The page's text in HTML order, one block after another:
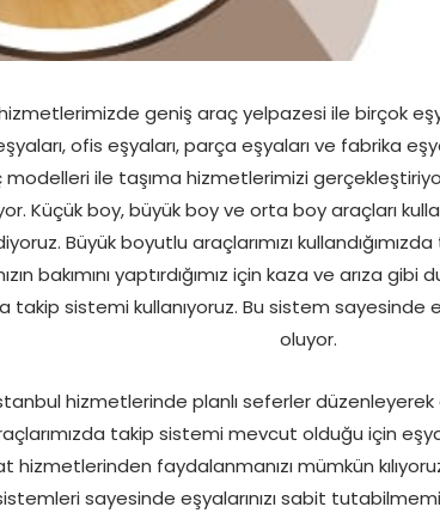
geniş araç yelpazesi ile birçok
ofis eşyaları, parça eşyaları ve fabrika
modelleri ile taşıma hizmetlerimizi
Küçük boy, büyük boy ve orta boy araçları
Büyük boyutlu araçlarımızı
bakımını yaptırdığımız için kaza ve arıza
takip sistemi kullanıyoruz. Bu sistem sayesinde
oluyor.
hizmetlerinde planlı seferler düzenleyerek
takip sistemi mevcut olduğu için
hizmetlerinden faydalanmanızı mümkün
sayesinde eşyalarınızı sabit